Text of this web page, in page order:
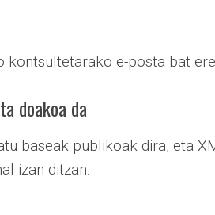
kontsultetarako e-posta bat
doakoa da
baseak publikoak dira, eta
izan ditzan.